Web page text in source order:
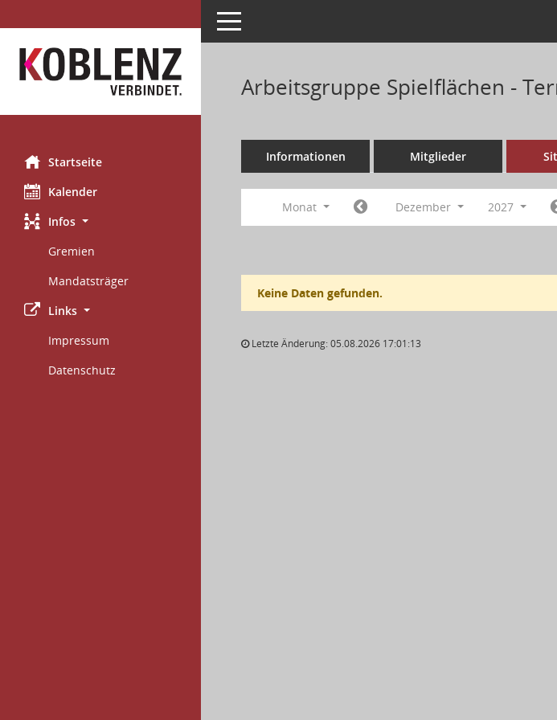
Startseite
Kalender
Infos
Gremien
Mandatsträger
Links
Impressum
Datenschutz
Toggle navigation
Arbeitsgruppe Spielflächen -
Informationen Mitglieder
Monat Dezember 2027
Keine Daten gefunden.
Letzte Änderung: 05.08.2026 17:01:13